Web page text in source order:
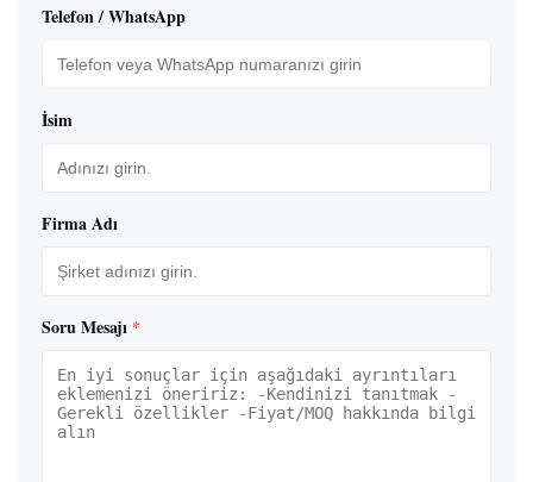
Telefon / WhatsApp
İsim
Firma Adı
Soru Mesajı *